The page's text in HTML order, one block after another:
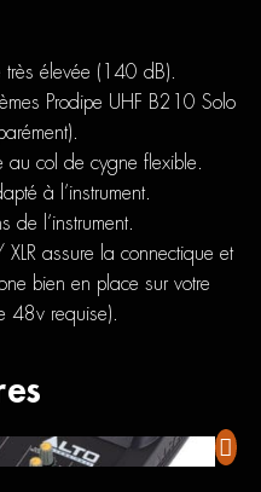
très élevée (140 dB).
Prodipe UHF B210 Solo
col de cygne flexible.
à l’instrument.
de l’instrument.
XLR assure la connectique et
bien en place sur votre
48v requise).